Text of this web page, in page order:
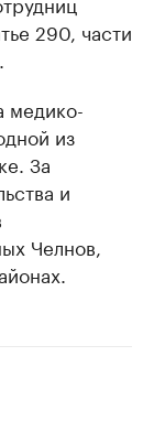
290, части
медико-
из
За
и
Челнов,